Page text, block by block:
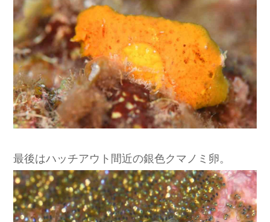
最後はハッチアウト間近の銀色クマノミ卵。